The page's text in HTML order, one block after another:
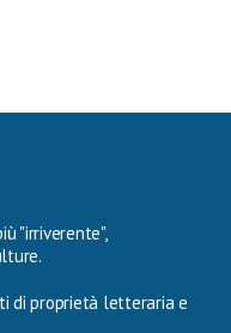
"irriverente",
di proprietà letteraria e